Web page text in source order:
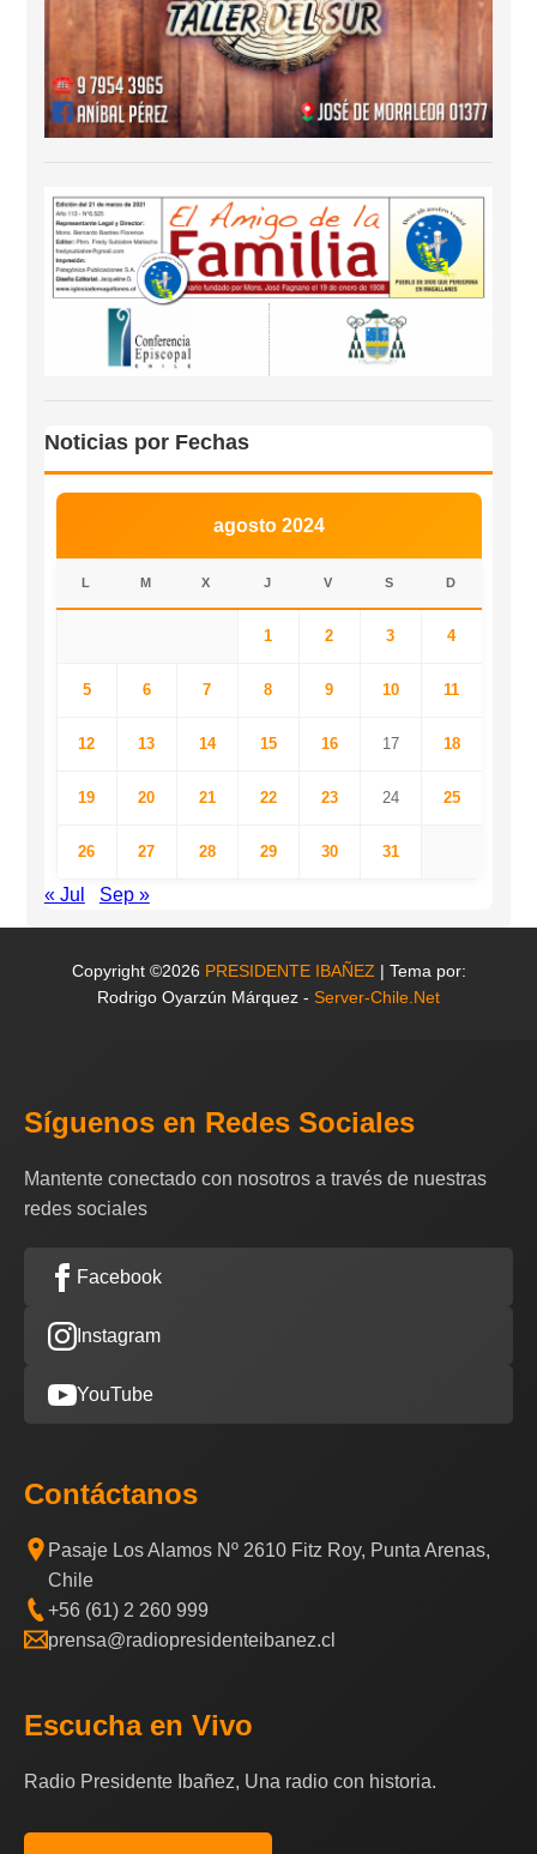
Noticias por Fechas
agosto 2024
L M X J V S D
1 2 3 4
5 6 7 8 9 10 11
12 13 14 15 16 17 18
19 20 21 22 23 24 25
26 27 28 29 30 31
« Jul Sep »
Copyright ©2026 PRESIDENTE IBAÑEZ | Tema por:
Rodrigo Oyarzún Márquez - Server-Chile.Net
Síguenos en Redes Sociales
Mantente conectado con nosotros a través de nuestras
redes sociales
Facebook
Instagram
YouTube
Contáctanos
Pasaje Los Alamos Nº 2610 Fitz Roy, Punta Arenas,
Chile
+56 (61) 2 260 999
prensa@radiopresidenteibanez.cl
Escucha en Vivo
Radio Presidente Ibañez, Una radio con historia.